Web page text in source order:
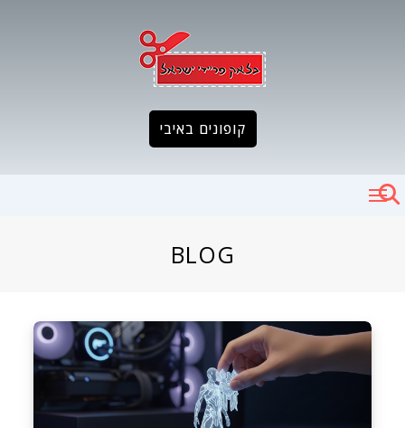
קופונים באיבי
BLOG